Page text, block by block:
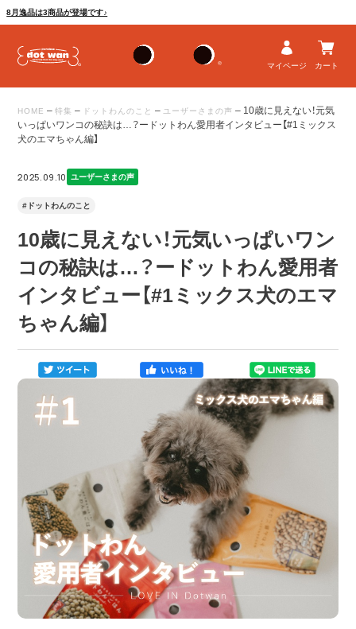
8月逸品は3商品が登場です♪
マイページ カート
HOME – 特集 – ドットわんのこと – ユーザーさまの声 – 10歳に見えない！元気
いっぱいワンコの秘訣は…？ードットわん愛用者インタビュー【#1ミックス
犬のエマちゃん編】
2025.09.10 ユーザーさまの声
#ドットわんのこと
10歳に見えない！元気いっぱいワン
コの秘訣は…？ードットわん愛用者
インタビュー【#1ミックス犬のエマ
ちゃん編】